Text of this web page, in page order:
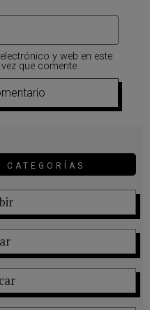
y web en este
que comente.
CATEGORÍAS